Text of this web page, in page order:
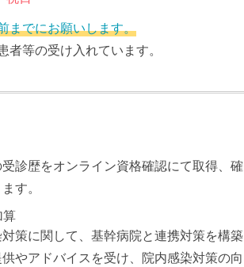
までにお願いします。
等の受け入れています。
診歴をオンライン資格確認にて取得、確
す。
算
策に関して、基幹病院と連携対策を構築
やアドバイスを受け、院内感染対策の向